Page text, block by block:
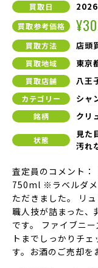
買取日
買取参考価格
買取方法 店頭
買取地域 東京
買取店舗 八王
カテゴリー シャ
銘柄 クリ
状態
見た
汚れ
査定員のコメント：
750ml ※ラベルダメ
ただきました。 リ
職人技が詰まった、
です。 ファイブニ
トまでしっかりチ
す。お酒のご売却を